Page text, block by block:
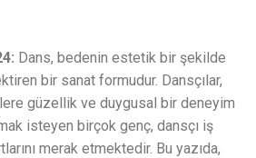
Dans, bedenin estetik bir şekilde
bir sanat formudur. Dansçılar,
güzellik ve duygusal bir deneyim
isteyen birçok genç, dansçı iş
merak etmektedir. Bu yazıda,